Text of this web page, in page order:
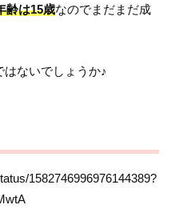
齢は15歳なのでまだまだ成
ないでしょうか♪
1582746996976144389?